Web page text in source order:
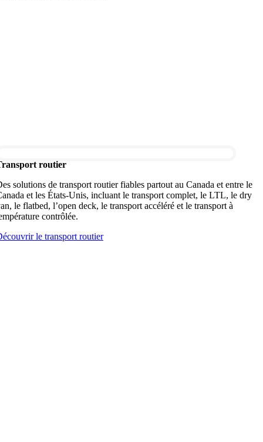
routier
solutions de transport routier fiables partout au Canada et entre le
et les États-Unis, incluant le transport complet, le LTL, le dry
le flatbed, l’open deck, le transport accéléré et le transport à
contrôlée.
le transport routier